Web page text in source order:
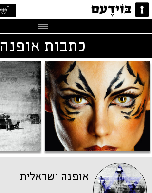
כתבות אופנה
אופנה ישראלית